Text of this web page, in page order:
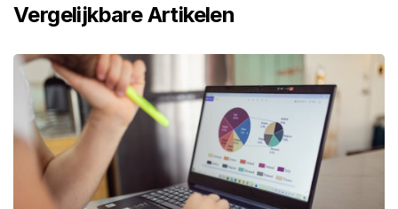
Vergelijkbare Artikelen